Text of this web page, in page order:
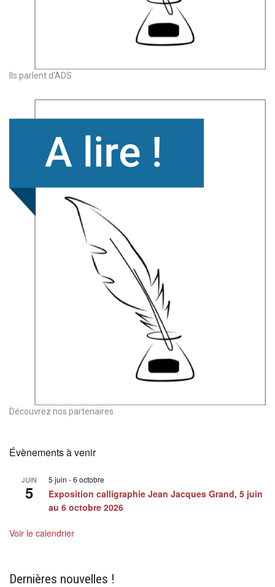
Ils parlent d'ADS
Découvrez nos partenaires
Évènements à venir
JUIN
5
5 juin -6 octobre
Exposition calligraphie Jean Jacques Grand, 5 juin
au 6 octobre 2026
Voir le calendrier
Dernières nouvelles !